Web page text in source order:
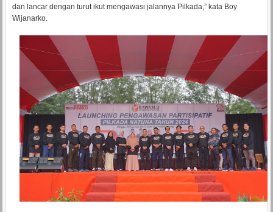
dan lancar dengan turut ikut mengawasi jalannya Pilkada,” kata Boy
Wijanarko.